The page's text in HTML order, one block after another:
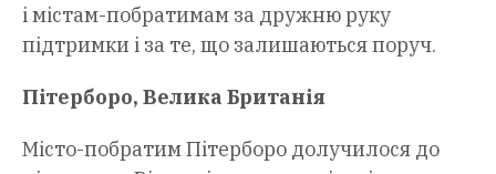
і містам-побратимам за дружню руку
підтримки і за те, що залишаються поруч.
Пітерборо, Велика Британія
Місто-побратим Пітерборо долучилося до